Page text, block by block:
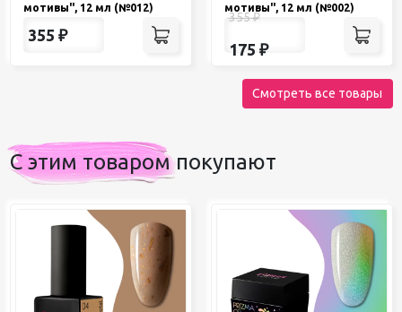
мотивы", 12 мл (№012)
355 ₽
мотивы", 12 мл (№002)
355₽
175 ₽
Смотреть все товары
С этим товаром покупают